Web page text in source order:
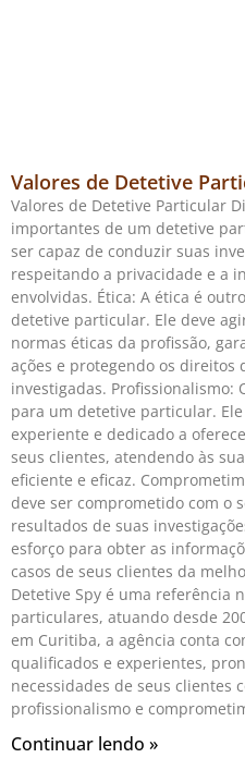
Valores de Detetive
Valores de Detetive Particular
importantes de um detetive
ser capaz de conduzir suas
respeitando a privacidade e a
envolvidas. Ética: A ética é
detetive particular. Ele deve
normas éticas da profissão,
ações e protegendo os direitos
investigadas. Profissionalismo:
para um detetive particular.
experiente e dedicado a
seus clientes, atendendo às
eficiente e eficaz.
deve ser comprometido com o
resultados de suas
esforço para obter as
casos de seus clientes da
Detetive Spy é uma referência
particulares, atuando desde
em Curitiba, a agência conta
qualificados e experientes,
necessidades de seus clientes
profissionalismo e
Continuar lendo »